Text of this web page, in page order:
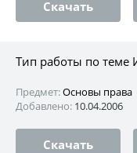
Скачать
Тип работы по теме
Предмет:Основы права
Добавлено: 10.04.2006
Скачать